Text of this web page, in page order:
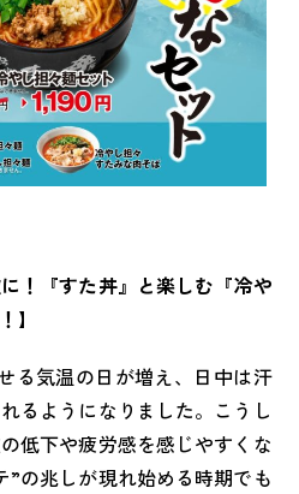
！『すた丼』と楽しむ『冷や
】
る気温の日が増え、日中は汗
るようになりました。こうし
低下や疲労感を感じやすくな
”の兆しが現れ始める時期でも